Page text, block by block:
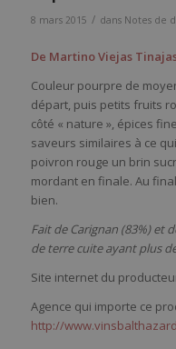
8 mars 2015 / dans Notes de
De Martino Viejas
Couleur pourpre de
départ, puis petits fruits
côté « nature », épices
saveurs similaires à ce
poivron rouge un brin
mordant en finale. Au
bien.
Fait de Carignan (83%) et
de terre cuite ayant plus
Site internet du
Agence qui importe ce
http://